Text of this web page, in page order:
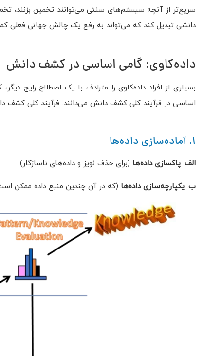
سریع‌تر از آنچه سیستم‌های سنتی می‌توانند تخمین بزنند،
دانشی تبدیل کند که می‌تواند به رفع یک چالش جهانی فعلی
داده‌کاوی: گامی اساسی در کشف دانش
اساسی در فرآیند کلی کشف دانش می‌دانند. فرآیند کلی کشف دانش در شکل 1.1 به صورت یک توالی تکراری از مراحل
1. آماده‌سازی داده‌ها
الف. پاکسازی داده‌ها (برای حذف نویز و داده‌های ناسازگار)
ب. یکپارچه‌سازی داده‌ها (که در آن چندین منبع داده ممکن